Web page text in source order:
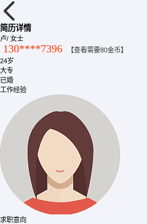
简历详情
卢/ 女士
130****7396
【查看需要80金币】
24岁
大专
已婚
工作经验
求职意向